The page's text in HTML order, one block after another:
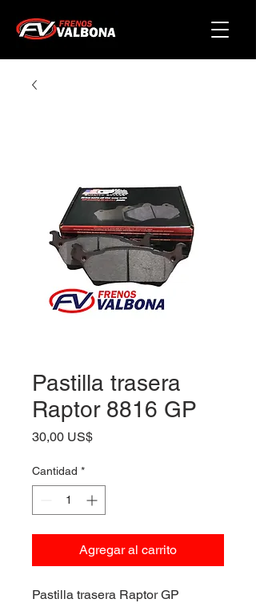
Pastilla trasera
Raptor 8816 GP
30,00 US$Precio
Cantidad *
Agregar al carrito
Pastilla trasera Raptor GP